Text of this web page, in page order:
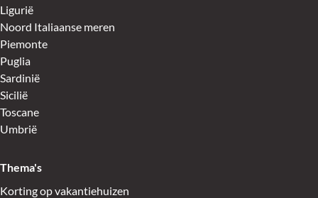
Ligurië
Noord Italiaanse meren
Piemonte
Puglia
Sardinië
Sicilië
Toscane
Umbrië
Thema's
Korting op vakantiehuizen